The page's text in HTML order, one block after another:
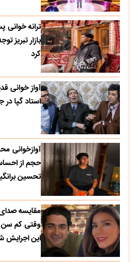
ترانه خوانی
بازار تبریز
کرد
آواز خوانی
استاد گپا در
آوازخوانی
حجم از
تحسین‌
مقایسه
وقتی کم سن
این اجرایش